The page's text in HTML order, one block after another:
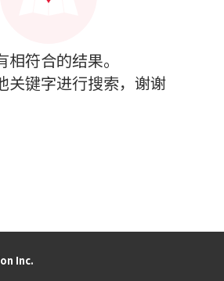
相符合的结果。
关键字进行搜索，谢谢
Inc.